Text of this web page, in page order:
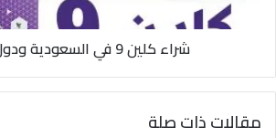
شراء كلين 9 في السعودية ودول الخليج
مقالات ذات صلة